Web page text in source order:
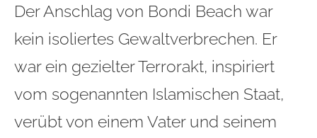
Der Anschlag von Bondi Beach war
kein isoliertes Gewaltverbrechen. Er
war ein gezielter Terrorakt, inspiriert
vom sogenannten Islamischen Staat,
verübt von einem Vater und seinem